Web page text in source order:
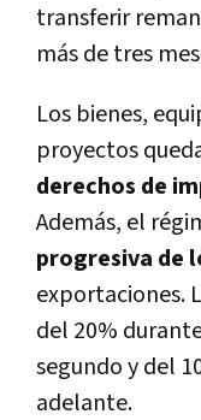
transferir
más de tres
Los bienes,
proyectos
derechos de
Además, el
progresiva de
exportaciones.
del 20%
segundo y del
adelante.